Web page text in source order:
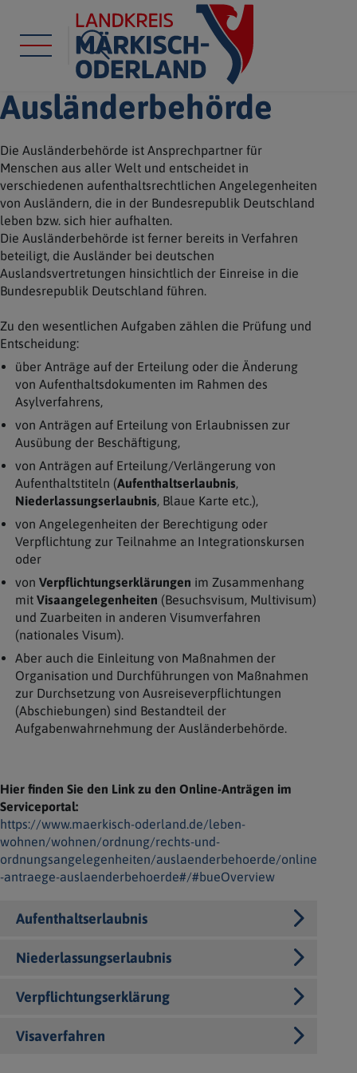
Ausländerbehörde
Die Ausländerbehörde ist Ansprechpartner für
Menschen aus aller Welt und entscheidet in
verschiedenen aufenthaltsrechtlichen Angelegenheiten
von Ausländern, die in der Bundesrepublik Deutschland
leben bzw. sich hier aufhalten.
Die Ausländerbehörde ist ferner bereits in Verfahren
beteiligt, die Ausländer bei deutschen
Auslandsvertretungen hinsichtlich der Einreise in die
Bundesrepublik Deutschland führen.
Zu den wesentlichen Aufgaben zählen die Prüfung und
Entscheidung:
über Anträge auf der Erteilung oder die Änderung
von Aufenthaltsdokumenten im Rahmen des
Asylverfahrens,
von Anträgen auf Erteilung von Erlaubnissen zur
Ausübung der Beschäftigung,
von Anträgen auf Erteilung/Verlängerung von
Aufenthaltstiteln (Aufenthaltserlaubnis,
Niederlassungserlaubnis, Blaue Karte etc.),
von Angelegenheiten der Berechtigung oder
Verpflichtung zur Teilnahme an Integrationskursen
oder
vonVerpflichtungserklärungen im Zusammenhang
mitVisaangelegenheiten (Besuchsvisum, Multivisum)
und Zuarbeiten in anderen Visumverfahren
(nationales Visum).
Aber auch die Einleitung von Maßnahmen der
Organisation und Durchführungen von Maßnahmen
zur Durchsetzung von Ausreiseverpflichtungen
(Abschiebungen) sind Bestandteil der
Aufgabenwahrnehmung der Ausländerbehörde.
Hier finden Sie den Link zu den Online-Anträgen im
Serviceportal:
https://www.maerkisch-oderland.de/leben-
wohnen/wohnen/ordnung/rechts-und-
ordnungsangelegenheiten/auslaenderbehoerde/online
-antraege-auslaenderbehoerde#/#bueOverview
Aufenthaltserlaubnis
Niederlassungserlaubnis
Verpflichtungserklärung
Visaverfahren